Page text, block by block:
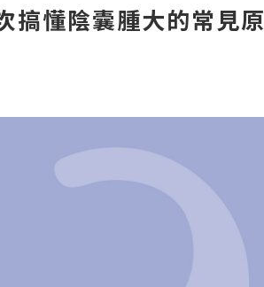
搞懂陰囊腫大的常見原